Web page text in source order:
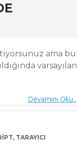
ama bu
varsayılan
Devamını Oku..
, TARAYICI